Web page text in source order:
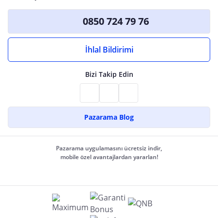
0850 724 79 76
İhlal Bildirimi
Bizi Takip Edin
Pazarama Blog
Pazarama uygulamasını ücretsiz indir,
mobile özel avantajlardan yararlan!